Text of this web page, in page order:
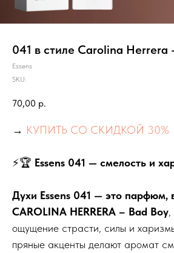
041 в стиле Carolina Herrera
Essens
SKU:
70,00 р.
→ КУПИТЬ СО СКИДКОЙ 30%
⚡🏆 Essens 041 — смелость и
Духи Essens 041 — это парфюм,
CAROLINA HERRERA – Bad Boy,
ощущение страсти, силы и
пряные акценты делают аромат